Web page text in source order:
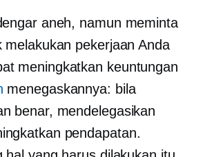
aneh, namun meminta
melakukan pekerjaan Anda
meningkatkan keuntungan
menegaskannya: bila
benar, mendelegasikan
pendapatan.